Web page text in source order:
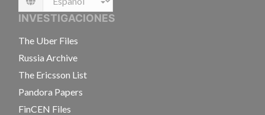
Language
INVESTIGACIONES
The Uber Files
Russia Archive
The Ericsson List
Pandora Papers
FinCEN Files